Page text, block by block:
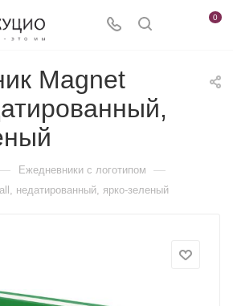
0
Magnet
Ежедневники c логотипом —
недатированный, ярко-зеленый